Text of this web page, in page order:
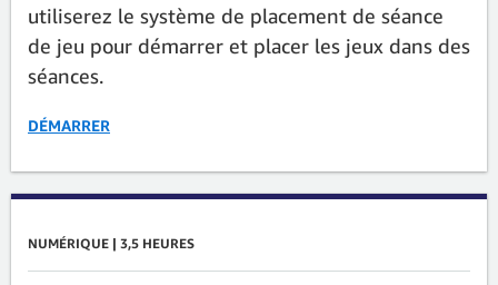
utiliserez le système de placement de séance
de jeu pour démarrer et placer les jeux dans des
séances.
DÉMARRER
NUMÉRIQUE | 3,5 HEURES